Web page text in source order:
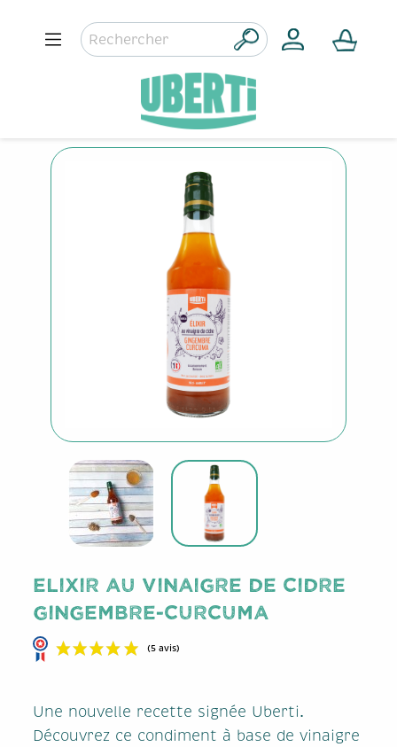
Elixir au Vinaigre de cidre
Gingembre-Curcuma
Une nouvelle recette signée Uberti.
Découvrez ce condiment à base de vinaigre